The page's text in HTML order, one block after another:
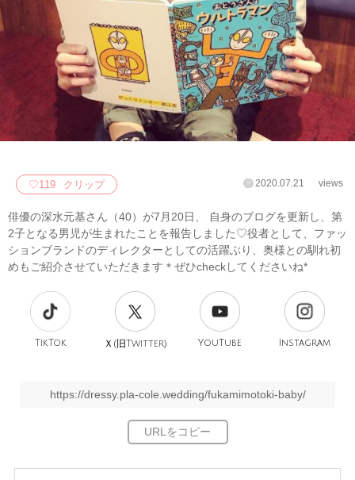
♡119 クリップ 2020.07.21 views
俳優の深水元基さん（40）が7月20日、 自身のブログを更新し、第
2子となる男児が生まれたことを報告しました♡役者として、ファッ
ションブランドのディレクターとしての活躍ぶり、奥様との馴れ初
めもご紹介させていただきます＊ぜひcheckしてくださいね*
TikTok Ｘ(旧Twitter) YouTube Instagram
https://dressy.pla-cole.wedding/fukamimotoki-baby/